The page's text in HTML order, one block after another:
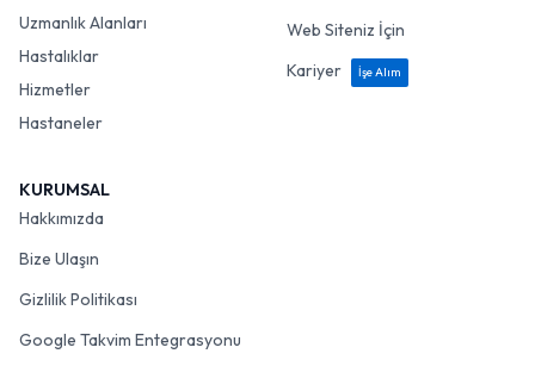
Uzmanlık Alanları
Hastalıklar
Hizmetler
Hastaneler
Web Siteniz İçin
Kariyer
İşe Alım
KURUMSAL
Hakkımızda
Bize Ulaşın
Gizlilik Politikası
Google Takvim Entegrasyonu